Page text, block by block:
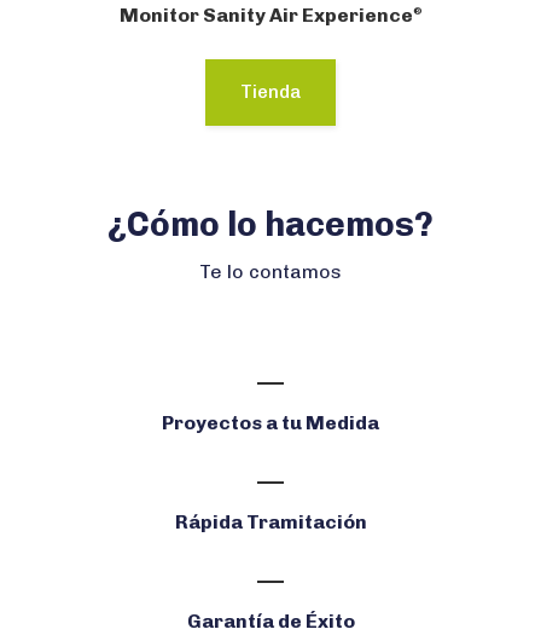
Monitor Sanity Air Experience®
Tienda
¿Cómo lo hacemos?
Te lo contamos
Proyectos a tu Medida
Rápida Tramitación
Garantía de Éxito